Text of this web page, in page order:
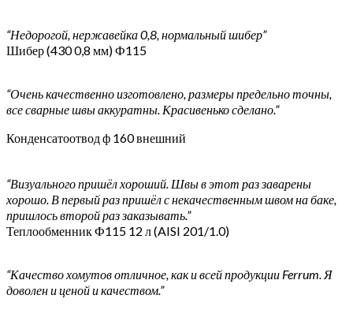
“Недорогой, нержавейка 0,8, нормальный шибер”
Шибер (430 0,8 мм) Ф115
“Очень качественно изготовлено, размеры предельно точны,
все сварные швы аккуратны. Красивенько сделано.”
Конденсатоотвод ф 160 внешний
“Визуального пришёл хороший. Швы в этот раз заварены
хорошо. В первый раз пришёл с некачественным швом на баке,
пришлось второй раз заказывать.”
Теплообменник Ф115 12 л (AISI 201/1.0)
“Качество хомутов отличное, как и всей продукции Ferrum. Я
доволен и ценой и качеством.”